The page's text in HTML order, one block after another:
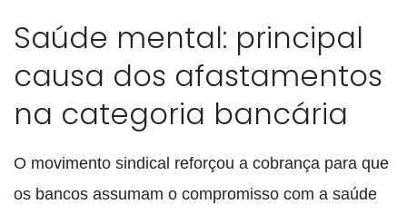
Saúde mental: principal
causa dos afastamentos
na categoria bancária
O movimento sindical reforçou a cobrança para que
os bancos assumam o compromisso com a saúde